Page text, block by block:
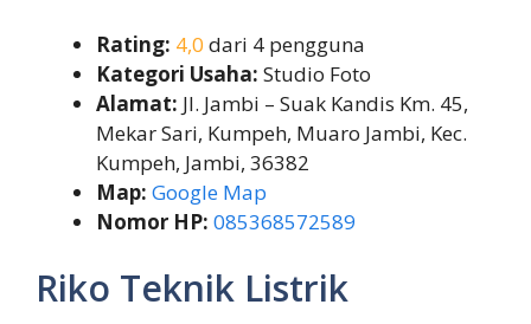
Rating: 4,0 dari 4 pengguna
Kategori Usaha: Studio Foto
Alamat: Jl. Jambi – Suak Kandis Km. 45,
Mekar Sari, Kumpeh, Muaro Jambi, Kec.
Kumpeh, Jambi, 36382
Map: Google Map
Nomor HP: 085368572589
Riko Teknik Listrik